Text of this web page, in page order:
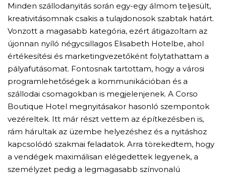
Minden szállodanyitás során egy-egy álmom teljesült,
kreativitásomnak csakis a tulajdonosok szabtak határt.
Vonzott a magasabb kategória, ezért átigazoltam az
újonnan nyíló négycsillagos Elisabeth Hotelbe, ahol
értékesítési és marketingvezetőként folytathattam a
pályafutásomat. Fontosnak tartottam, hogy a városi
programlehetőségek a kommunikációban és a
szállodai csomagokban is megjelenjenek. A Corso
Boutique Hotel megnyitásakor hasonló szempontok
vezéreltek. Itt már részt vettem az építkezésben is,
rám hárultak az üzembe helyezéshez és a nyitáshoz
kapcsolódó szakmai feladatok. Arra törekedtem, hogy
a vendégek maximálisan elégedettek legyenek, a
személyzet pedig a legmagasabb színvonalú